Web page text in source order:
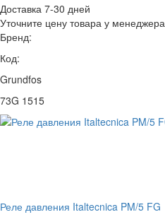
Доставка 7-30 дней
Уточните цену товара у менеджера
Бренд:
Код:
Grundfos
73G 1515
Реле давления Italtecnica PM/5 FG